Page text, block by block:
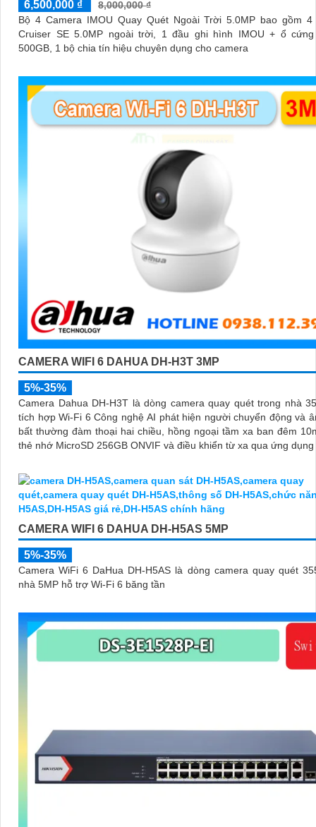
6,500,000 ₫
8,000,000 ₫
Bộ 4 Camera IMOU Quay Quét Ngoài Trời 5.0MP bao gồm 4
Cruiser SE 5.0MP ngoài trời, 1 đầu ghi hình IMOU + ổ
500GB, 1 bộ chia tín hiệu chuyên dụng cho camera
CAMERA WIFI 6 DAHUA DH-H3T 3MP
5%-35%
Camera Dahua DH-H3T là dòng camera quay quét trong nhà
tích hợp Wi-Fi 6 Công nghệ AI phát hiện người chuyển động và
bất thường đàm thoại hai chiều, hồng ngoại tầm xa ban đêm
thẻ nhớ MicroSD 256GB ONVIF và điều khiển từ xa qua ứng dụng
CAMERA WIFI 6 DAHUA DH-H5AS 5MP
5%-35%
Camera WiFi 6 DaHua DH-H5AS là dòng camera quay quét
nhà 5MP hỗ trợ Wi-Fi 6 băng tần